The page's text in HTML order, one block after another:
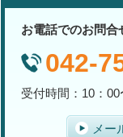
お電話でのお問合
042-
受付時間：10：00
メー